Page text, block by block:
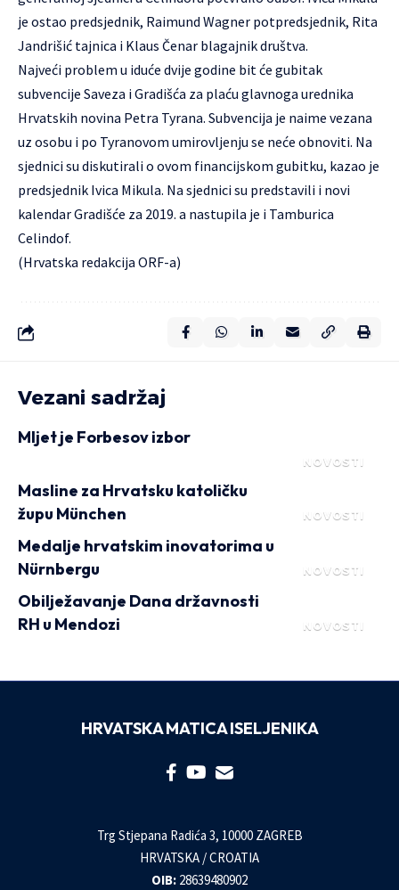
je ostao predsjednik, Raimund Wagner potpredsjednik, Rita
Jandrišić tajnica i Klaus Čenar blagajnik društva.
Najveći problem u iduće dvije godine bit će gubitak
subvencije Saveza i Gradišća za plaću glavnoga urednika
Hrvatskih novina Petra Tyrana. Subvencija je naime vezana
uz osobu i po Tyranovom umirovljenju se neće obnoviti. Na
sjednici su diskutirali o ovom financijskom gubitku, kazao je
predsjednik Ivica Mikula. Na sjednici su predstavili i novi
kalendar Gradišće za 2019. a nastupila je i Tamburica
Celindof.
(Hrvatska redakcija ORF-a)
Vezani sadržaj
NOVOSTI
Mljet je Forbesov izbor
NOVOSTI
Masline za Hrvatsku katoličku
župu München
NOVOSTI
Medalje hrvatskim inovatorima u
Nürnbergu
NOVOSTI
Obilježavanje Dana državnosti
RH u Mendozi
HRVATSKA MATICA ISELJENIKA
Trg Stjepana Radića 3, 10000 ZAGREB
HRVATSKA / CROATIA
OIB: 28639480902